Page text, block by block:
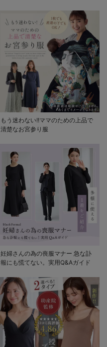
もう迷わない!!ママのための上品で
清楚なお宮参り服
妊婦さんの為の喪服マナー 急な訃
報にも慌てない。実用Q&Aガイド